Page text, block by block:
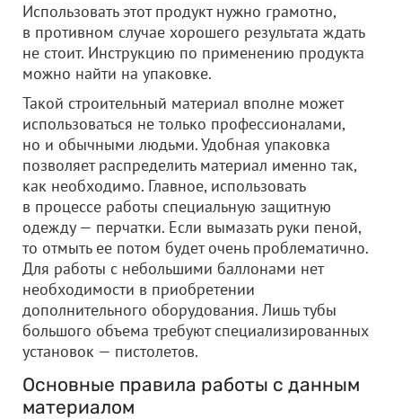
Использовать этот продукт нужно грамотно,
в противном случае хорошего результата ждать
не стоит. Инструкцию по применению продукта
можно найти на упаковке.
Такой строительный материал вполне может
использоваться не только профессионалами,
но и обычными людьми. Удобная упаковка
позволяет распределить материал именно так,
как необходимо. Главное, использовать
в процессе работы специальную защитную
одежду — перчатки. Если вымазать руки пеной,
то отмыть ее потом будет очень проблематично.
Для работы с небольшими баллонами нет
необходимости в приобретении
дополнительного оборудования. Лишь тубы
большого объема требуют специализированных
установок — пистолетов.
Основные правила работы с данным
материалом